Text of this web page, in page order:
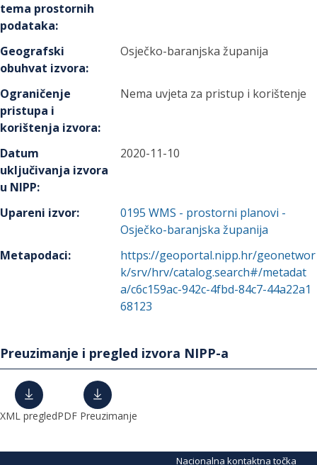
tema prostornih
podataka:
Geografski
obuhvat izvora:
Osječko-baranjska županija
Ograničenje
pristupa i
korištenja izvora:
Nema uvjeta za pristup i korištenje
Datum
uključivanja izvora
u NIPP:
2020-11-10
Upareni izvor: 0195 WMS - prostorni planovi -
Osječko-baranjska županija
Metapodaci:
https://geoportal.nipp.hr/geonetwor
k/srv/hrv/catalog.search#/metadat
a/c6c159ac-942c-4fbd-84c7-44a22a1
68123
Preuzimanje i pregled izvora NIPP-a
XML pregledPDF Preuzimanje
Nacionalna kontaktna točka